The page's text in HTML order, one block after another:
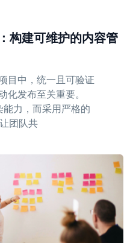
构建可维护的内容管
目中，统一且可验证
发布至关重要。
力，而采用严格的
团队共